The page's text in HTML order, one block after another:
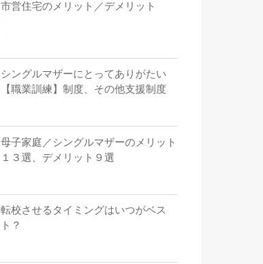
市営住宅のメリット／デメリット
シングルマザーにとってありがたい
【職業訓練】制度、その他支援制度
母子家庭／シングルマザーのメリット
１３選、デメリット９選
転校させるタイミングはいつがベス
ト？